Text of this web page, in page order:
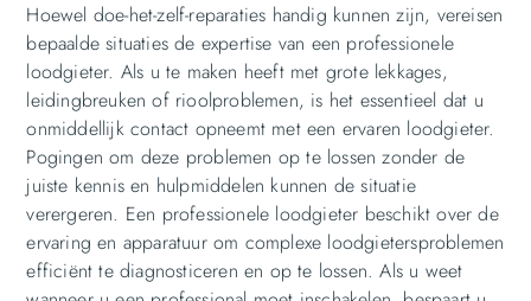
Hoewel doe-het-zelf-reparaties handig kunnen zijn, vereisen
bepaalde situaties de expertise van een professionele
loodgieter. Als u te maken heeft met grote lekkages,
leidingbreuken of rioolproblemen, is het essentieel dat u
onmiddellijk contact opneemt met een ervaren loodgieter.
Pogingen om deze problemen op te lossen zonder de
juiste kennis en hulpmiddelen kunnen de situatie
verergeren. Een professionele loodgieter beschikt over de
ervaring en apparatuur om complexe loodgietersproblemen
efficiënt te diagnosticeren en op te lossen. Als u weet